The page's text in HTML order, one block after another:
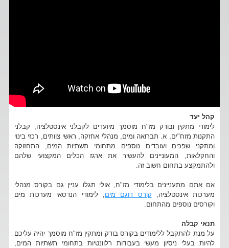
קהל יעד
לימודי מתקין ובודק מז"ח מוסמך מיועדים לקבלני אינסטלציה, קבלני
התקנות מזח"ים, א. תברואה ומים, מנהלי אחזקה, ראשי צוותים, רכזי בינוי
ומתקני שפכים ועובדים נוספים מתחומי תשתיות המים, התחזוקה
והחקלאות, המעוניינים להעשיר את ארגז הכלים המקצועי שלהם
ולהתמקצע בתחום חשוב זה.
אם אתם מתעניינים בלימודי מז"ח, אולי תגלו עניין גם בקורס מנהלי
מערכות אינסטלציה, קורס דוגם מים , לימודי הנדסאי מערכות מים
וקורסים נוספים מהתחום.
תנאי קבלה
על מנת להתקבל ללימודים בקורס בודק ומתקין מז"ח מוסמך יהיה עליכם
להיות בעלי ניסיון מעשי בעבודות רלוונטיות בתחומי תשתיות המים,